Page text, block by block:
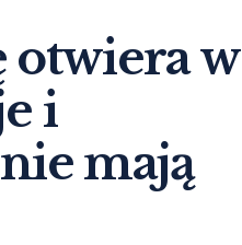
otwiera w
i
mają